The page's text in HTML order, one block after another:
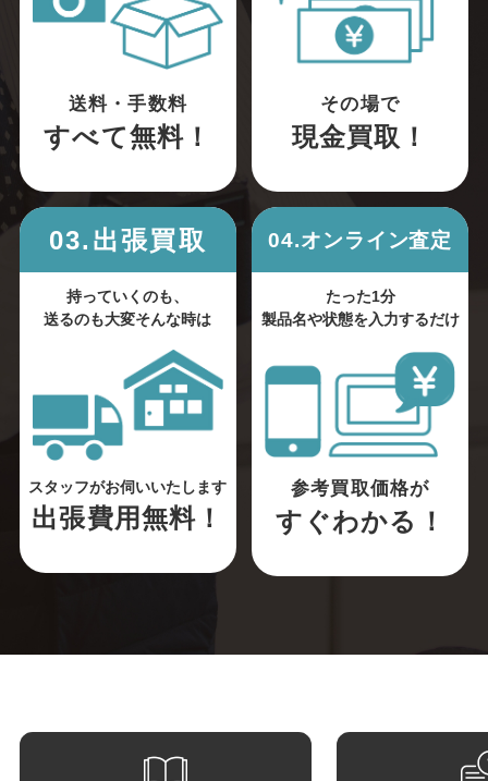
送料・手数料
すべて無料！
その場で
現金買取！
03.出張買取
持っていくのも、
送るのも大変そんな時は
スタッフがお伺いいたします
出張費用無料！
04.オンライン査定
たった1分
製品名や状態を入力するだけ
参考買取価格が
すぐわかる！